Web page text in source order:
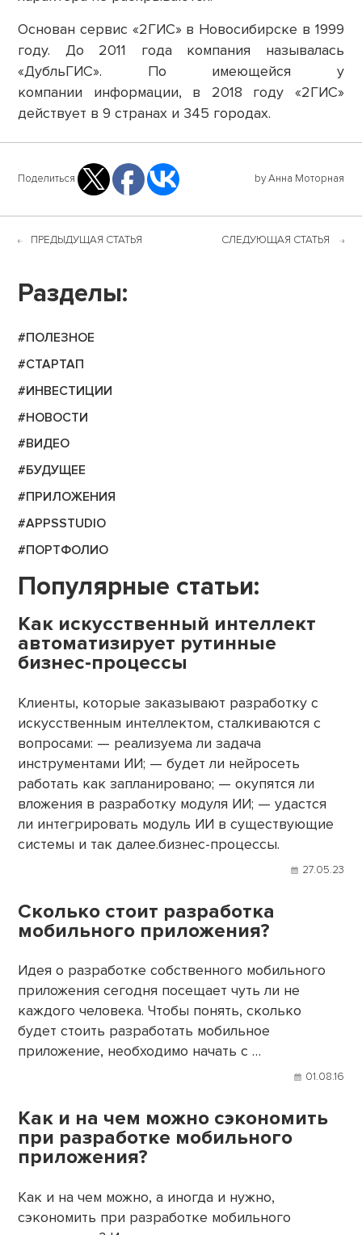
Основан сервис «2ГИС» в Новосибирске в 1999
году. До 2011 года компания называлась
«ДубльГИС». По имеющейся у
компании информации, в 2018 году «2ГИС»
действует в 9 странах и 345 городах.
Поделиться by Анна Моторная
ПРЕДЫДУЩАЯ СТАТЬЯ СЛЕДУЮЩАЯ СТАТЬЯ
Разделы:
#ПОЛЕЗНОЕ
#СТАРТАП
#ИНВЕСТИЦИИ
#НОВОСТИ
#ВИДЕО
#БУДУЩЕЕ
#ПРИЛОЖЕНИЯ
#APPSSTUDIO
#ПОРТФОЛИО
Популярные статьи:
Как искусственный интеллект
автоматизирует рутинные
бизнес-процессы
Клиенты, которые заказывают разработку с
искусственным интеллектом, сталкиваются с
вопросами: — реализуема ли задача
инструментами ИИ; — будет ли нейросеть
работать как запланировано; — окупятся ли
вложения в разработку модуля ИИ; — удастся
ли интегрировать модуль ИИ в существующие
системы и так далее.бизнес-процессы.
27.05.23
Сколько стоит разработка
мобильного приложения?
Идея о разработке собственного мобильного
приложения сегодня посещает чуть ли не
каждого человека. Чтобы понять, сколько
будет стоить разработать мобильное
приложение, необходимо начать с …
01.08.16
Как и на чем можно сэкономить
при разработке мобильного
приложения?
Как и на чем можно, а иногда и нужно,
сэкономить при разработке мобильного